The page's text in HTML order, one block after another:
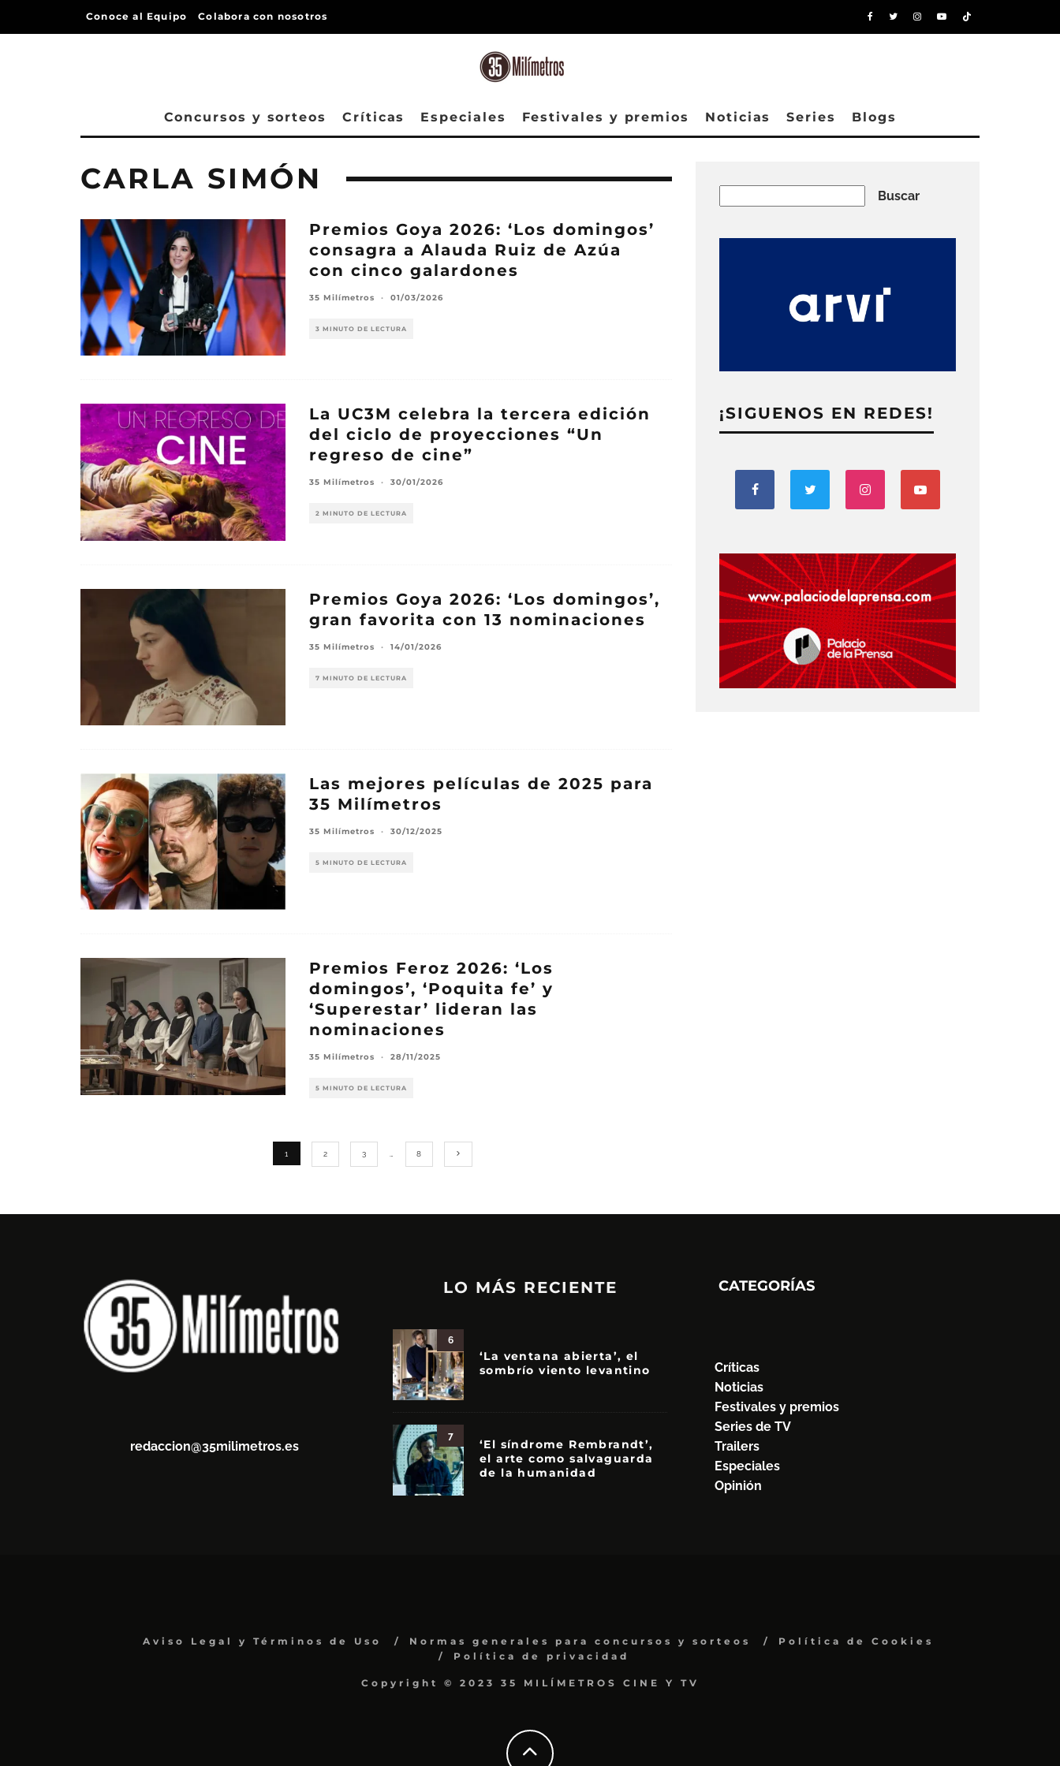
Conoce al Equipo Colabora con nosotros
Concursos y sorteos Críticas Especiales Festivales y premios Noticias Series Blogs
CARLA SIMÓN
Premios Goya 2026: ‘Los domingos’
consagra a Alauda Ruiz de Azúa
con cinco galardones
35 Milímetros · 01/03/2026
3 MINUTO DE LECTURA
La UC3M celebra la tercera edición
del ciclo de proyecciones “Un
regreso de cine”
35 Milímetros · 30/01/2026
2 MINUTO DE LECTURA
Premios Goya 2026: ‘Los domingos’,
gran favorita con 13 nominaciones
35 Milímetros · 14/01/2026
7 MINUTO DE LECTURA
Las mejores películas de 2025 para
35 Milímetros
35 Milímetros · 30/12/2025
5 MINUTO DE LECTURA
Premios Feroz 2026: ‘Los
domingos’, ‘Poquita fe’ y
‘Superestar’ lideran las
nominaciones
35 Milímetros · 28/11/2025
5 MINUTO DE LECTURA
1 2 3 … 8
Buscar
¡SIGUENOS EN REDES!
redaccion@35milimetros.es
LO MÁS RECIENTE
6
‘La ventana abierta’, el
sombrío viento levantino
7
‘El síndrome Rembrandt’,
el arte como salvaguarda
de la humanidad
CATEGORÍAS
Críticas
Noticias
Festivales y premios
Series de TV
Trailers
Especiales
Opinión
Aviso Legal y Términos de Uso Normas generales para concursos y sorteos
Política de Cookies
Política de privacidad
Copyright © 2023 35 MILÍMETROS CINE Y TV